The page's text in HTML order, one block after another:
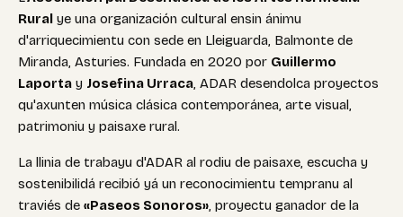
Rural ye una organización cultural ensin ánimu
d'arriquecimientu con sede en Lleiguarda, Balmonte de
Miranda, Asturies. Fundada en 2020 por Guillermo
Laporta y Josefina Urraca, ADAR desendolca proyectos
qu'axunten música clásica contemporánea, arte visual,
patrimoniu y paisaxe rural.
La llinia de trabayu d'ADAR al rodiu de paisaxe, escucha y
sostenibilidá recibió yá un reconocimientu tempranu al
traviés de «Paseos Sonoros», proyectu ganador de la